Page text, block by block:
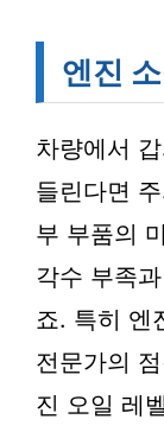
엔진
차량에서
들린다면
부 부품의
각수 부족
죠. 특히 엔
전문가의
진 오일 레